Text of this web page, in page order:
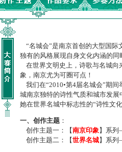
“名城会”是南京首创的大型国际
独有的风格展现自身文化内涵的
在世界文明史上，诗歌与名城向
象，南京尤为可圈可点！
我们在“2010•第4届名城会”期
城南京独特的诗性气质和城市发
她在世界名城中标志性的“诗性文
一、创作主题 ：
创作主题一：【南京印象】系
创作主题二：【世界名城】系